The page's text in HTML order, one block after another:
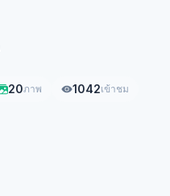
20ภาพ 1042เข้าชม